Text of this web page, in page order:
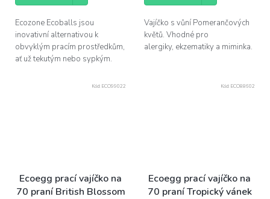
Ecozone Ecoballs jsou
inovativní alternativou k
obvyklým pracím prostředkům,
ať už tekutým nebo sypkým.
Vajíčko s vůní Pomerančových
květů. Vhodné pro
alergiky, ekzematiky a miminka.
Ecoegg prací vajíčko na
70 praní British Blossom
Kód: ECO99022
Ecoegg prací vajíčko na
70 praní Tropický vánek
Kód: ECO88602